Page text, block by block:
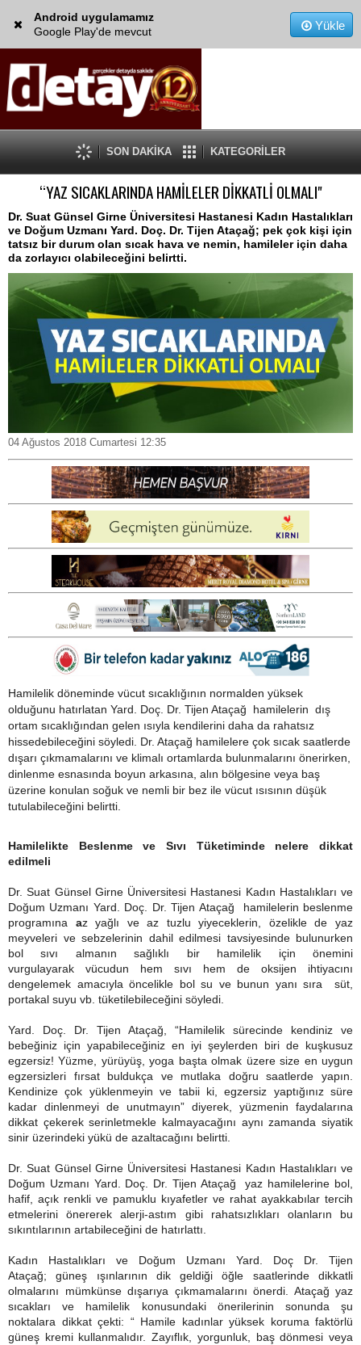
Android uygulamamız
Google Play'de mevcut
Yükle
SON DAKİKA KATEGORİLER
“YAZ SICAKLARINDA HAMİLELER DİKKATLİ OLMALI"
Dr. Suat Günsel Girne Üniversitesi Hastanesi Kadın Hastalıkları
ve Doğum Uzmanı Yard. Doç. Dr. Tijen Ataçağ; pek çok kişi için
tatsız bir durum olan sıcak hava ve nemin, hamileler için daha
da zorlayıcı olabileceğini belirtti.
04 Ağustos 2018 Cumartesi 12:35
Hamilelik döneminde vücut sıcaklığının normalden yüksek
olduğunu hatırlatan Yard. Doç. Dr. Tijen Ataçağ hamilelerin dış
ortam sıcaklığından gelen ısıyla kendilerini daha da rahatsız
hissedebileceğini söyledi. Dr. Ataçağ hamilelere çok sıcak saatlerde
dışarı çıkmamalarını ve klimalı ortamlarda bulunmalarını önerirken,
dinlenme esnasında boyun arkasına, alın bölgesine veya baş
üzerine konulan soğuk ve nemli bir bez ile vücut ısısının düşük
tutulabileceğini belirtti.
Hamilelikte Beslenme ve Sıvı Tüketiminde nelere dikkat
edilmeli
Dr. Suat Günsel Girne Üniversitesi Hastanesi Kadın Hastalıkları ve
Doğum Uzmanı Yard. Doç. Dr. Tijen Ataçağ hamilelerin beslenme
programına az yağlı ve az tuzlu yiyeceklerin, özelikle de yaz
meyveleri ve sebzelerinin dahil edilmesi tavsiyesinde bulunurken
bol sıvı almanın sağlıklı bir hamilelik için önemini
vurgulayarak vücudun hem sıvı hem de oksijen ihtiyacını
dengelemek amacıyla öncelikle bol su ve bunun yanı sıra süt,
portakal suyu vb. tüketilebileceğini söyledi.
Yard. Doç. Dr. Tijen Ataçağ, “Hamilelik sürecinde kendiniz ve
bebeğiniz için yapabileceğiniz en iyi şeylerden biri de kuşkusuz
egzersiz! Yüzme, yürüyüş, yoga başta olmak üzere size en uygun
egzersizleri fırsat buldukça ve mutlaka doğru saatlerde yapın.
Kendinize çok yüklenmeyin ve tabii ki, egzersiz yaptığınız süre
kadar dinlenmeyi de unutmayın” diyerek,
yüzmenin faydalarına
dikkat çekerek serinletmekle kalmayacağını aynı zamanda siyatik
sinir üzerindeki yükü de azaltacağını belirtti.
Dr. Suat Günsel Girne Üniversitesi Hastanesi Kadın Hastalıkları ve
Doğum Uzmanı Yard. Doç. Dr. Tijen Ataçağ yaz hamilelerine bol,
hafif, açık renkli ve pamuklu kıyafetler ve rahat ayakkabılar tercih
etmelerini önererekalerji-astım gibi rahatsızlıkları olanların bu
sıkıntılarının artabileceğini de hatırlattı.
Kadın Hastalıkları ve Doğum
Uzmanı Yard. Doç Dr. Tijen
Ataçağ; güneş ışınlarının dik geldiği öğle saatlerinde dikkatli
olmalarını mümkünse dışarıya çıkmamalarını önerdi. Ataçağ yaz
sıcakları ve hamilelik konusundaki önerilerinin sonunda şu
noktalara dikkat çekti: “ Hamile kadınlar yüksek koruma faktörlü
güneş kremi kullanmalıdır. Zayıflık, yorgunluk, baş dönmesi veya